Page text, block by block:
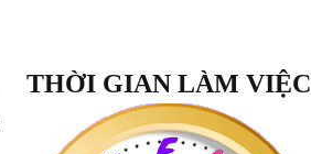
THỜI GIAN LÀM VIỆC